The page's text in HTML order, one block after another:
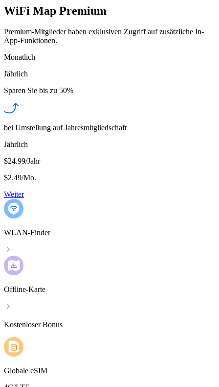
WiFi Map Premium
Premium-Mitglieder haben exklusiven Zugriff auf zusätzliche In-
App-Funktionen.
Monatlich
Jährlich
Sparen Sie bis zu 50%
bei Umstellung auf Jahresmitgliedschaft
Jährlich
$24.99/Jahr
$2.49/Mo.
Weiter
WLAN-Finder
Offline-Karte
Kostenloser Bonus
Globale eSIM